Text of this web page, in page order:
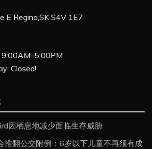
E Regina,SK S4V 1E7
9:00AM–5:00PM
Closed!
因栖息地减少面临生存威胁
推翻公交附例：6岁以下儿童不再须有成